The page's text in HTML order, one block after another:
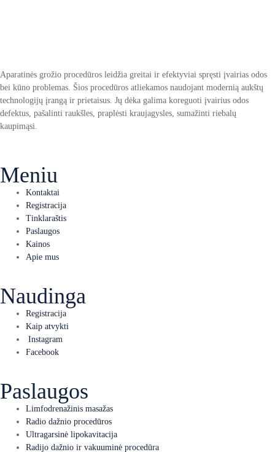
Aparatinės grožio procedūros leidžia greitai ir efektyviai spręsti įvairias odos
bei kūno problemas. Šios procedūros atliekamos naudojant modernią aukštų
technologijų įrangą ir prietaisus. Jų dėka galima koreguoti įvairius odos
defektus, pašalinti raukšles, praplėsti kraujagysles, sumažinti riebalų
kaupimąsi.
Meniu
Kontaktai
Registracija
Tinklaraštis
Paslaugos
Kainos
Apie mus
Naudinga
Registracija
Kaip atvykti
Instagram
Facebook
Paslaugos
Limfodrenažinis masažas
Radio dažnio procedūros
Ultragarsinė lipokavitacija
Radijo dažnio ir vakuuminė procedūra